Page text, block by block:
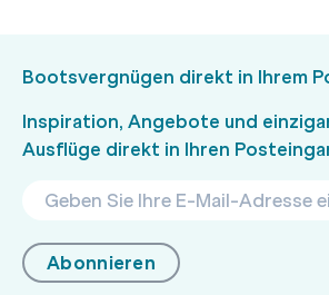
Bootsvergnügen direkt in Ihrem
Inspiration, Angebote und
Ausflüge direkt in Ihren
Abonnieren